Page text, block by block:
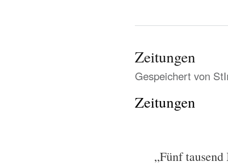
Zeitungen
Gespeichert von
Zeitungen
„Fünf tausend